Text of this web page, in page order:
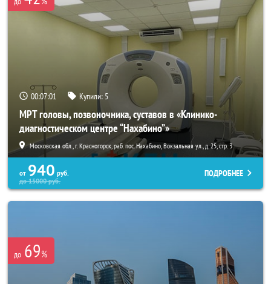
00:06:58 Купили: 5
МРТ головы, позвоночника, суставов в «Клинико-
диагностическом центре “Нахабино”»
Московская обл., г. Красногорск, раб. пос. Нахабино, Вокзальная ул., д. 25, стр. 3
от 940 руб.
до15000руб.
ПОДРОБНЕЕ
до 69%